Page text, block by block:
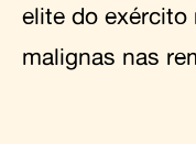
elite do exército
malignas nas